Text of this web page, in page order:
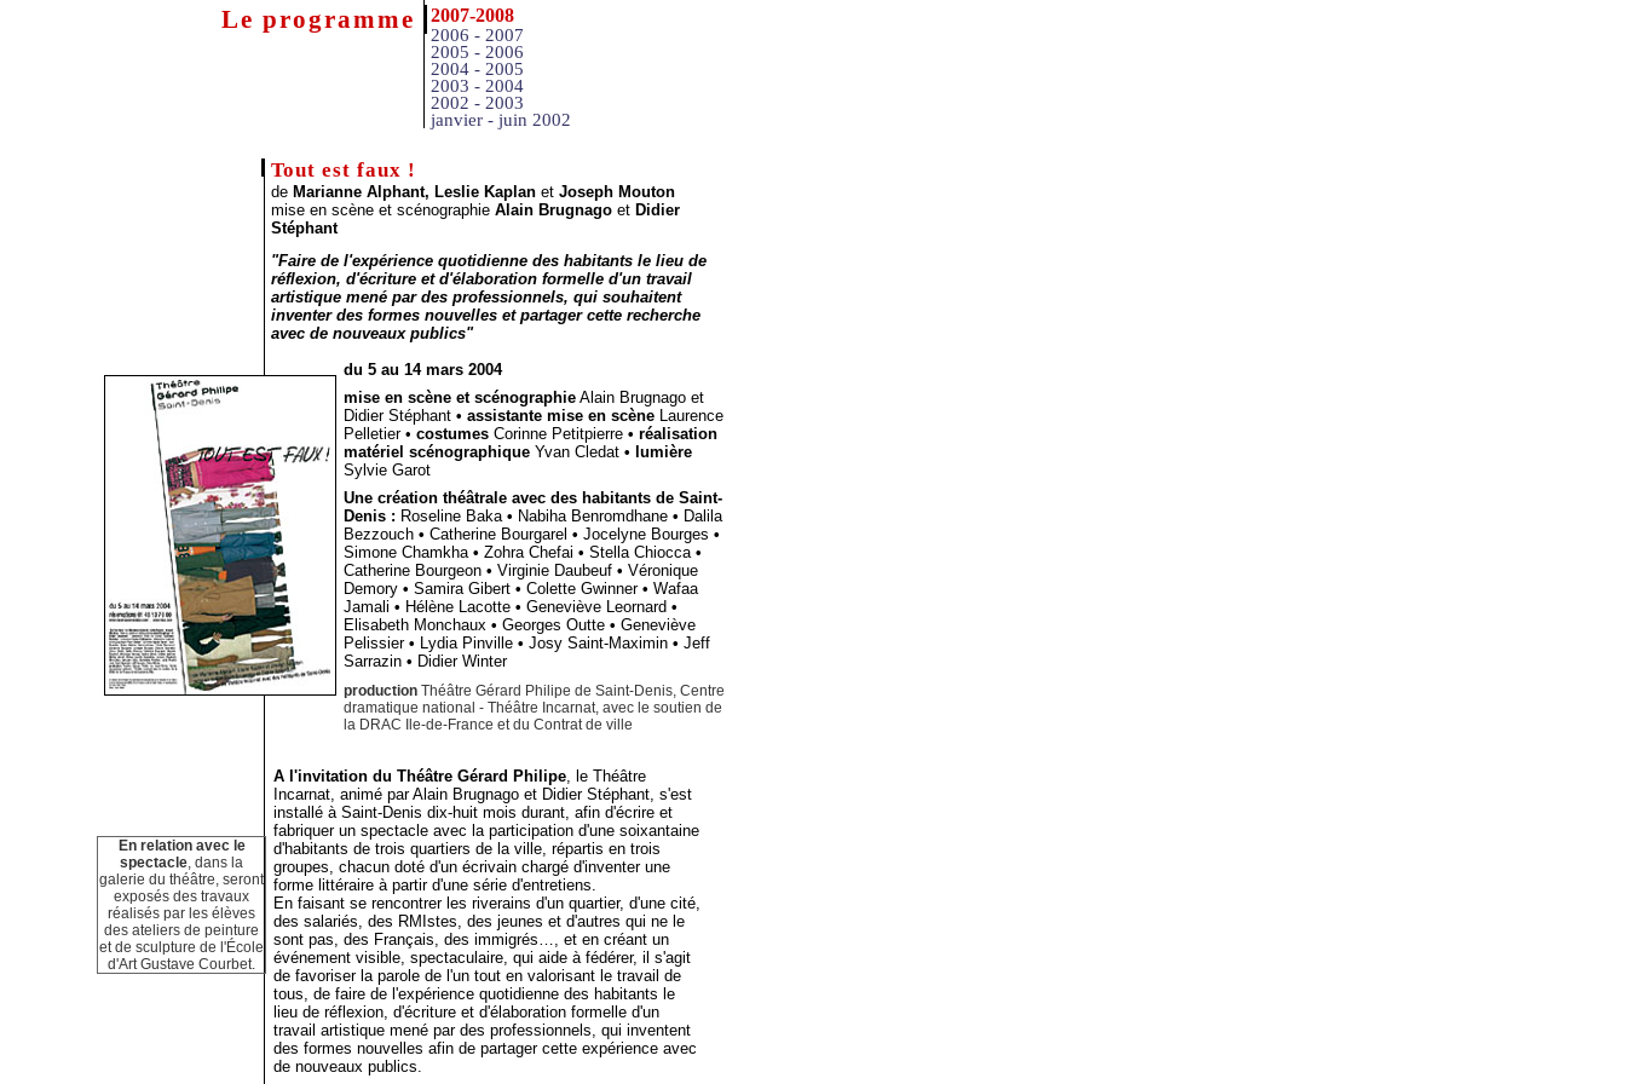
Le programme 2007-2008
2006 - 2007
2005 - 2006
2004 - 2005
2003 - 2004
2002 - 2003
janvier - juin 2002
Tout est faux !
de Marianne Alphant, Leslie Kaplan et Joseph Mouton
mise en scène et scénographie Alain Brugnago et Didier
Stéphant
"Faire de l'expérience quotidienne des habitants le lieu de
réflexion, d'écriture et d'élaboration formelle d'un travail
artistique mené par des professionnels, qui souhaitent
inventer des formes nouvelles et partager cette recherche
avec de nouveaux publics"
du 5 au 14 mars 2004
mise en scène et scénographie Alain Brugnago et
Didier Stéphant • assistante mise en scène Laurence
Pelletier • costumes Corinne Petitpierre • réalisation
matériel scénographique Yvan Cledat • lumière
Sylvie Garot
Une création théâtrale avec des habitants de Saint-
Denis : Roseline Baka • Nabiha Benromdhane • Dalila
Bezzouch • Catherine Bourgarel • Jocelyne Bourges •
Simone Chamkha • Zohra Chefai • Stella Chiocca •
Catherine Bourgeon • Virginie Daubeuf • Véronique
Demory • Samira Gibert • Colette Gwinner • Wafaa
Jamali • Hélène Lacotte • Geneviève Leornard •
Elisabeth Monchaux • Georges Outte • Geneviève
Pelissier • Lydia Pinville • Josy Saint-Maximin • Jeff
Sarrazin • Didier Winter
production Théâtre Gérard Philipe de Saint-Denis, Centre
dramatique national - Théâtre Incarnat, avec le soutien de
la DRAC Ile-de-France et du Contrat de ville
En relation avec le
spectacle, dans la
galerie du théâtre, seront
exposés des travaux
réalisés par les élèves
des ateliers de peinture
et de sculpture de l'École
d'Art Gustave Courbet.
A l'invitation du Théâtre Gérard Philipe, le Théâtre
Incarnat, animé par Alain Brugnago et Didier Stéphant, s'est
installé à Saint-Denis dix-huit mois durant, afin d'écrire et
fabriquer un spectacle avec la participation d'une soixantaine
d'habitants de trois quartiers de la ville, répartis en trois
groupes, chacun doté d'un écrivain chargé d'inventer une
forme littéraire à partir d'une série d'entretiens.
En faisant se rencontrer les riverains d'un quartier, d'une cité,
des salariés, des RMIstes, des jeunes et d'autres qui ne le
sont pas, des Français, des immigrés…, et en créant un
événement visible, spectaculaire, qui aide à fédérer, il s'agit
de favoriser la parole de l'un tout en valorisant le travail de
tous, de faire de l'expérience quotidienne des habitants le
lieu de réflexion, d'écriture et d'élaboration formelle d'un
travail artistique mené par des professionnels, qui inventent
des formes nouvelles afin de partager cette expérience avec
de nouveaux publics.